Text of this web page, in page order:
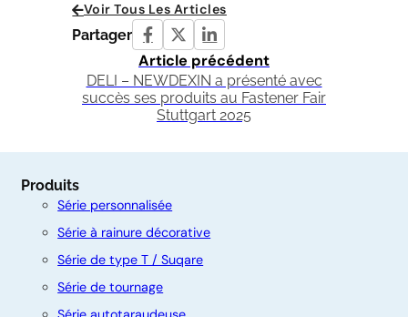
Voir Tous Les Articles
Partager
Article précédent
DELI – NEWDEXIN a présenté avec
succès ses produits au Fastener Fair
Stuttgart 2025
Produits
Série personnalisée
Série à rainure décorative
Série de type T / Suqare
Série de tournage